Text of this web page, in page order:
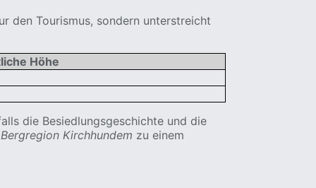
den Tourismus, sondern unterstreicht
Höhe
die Besiedlungsgeschichte und die
Bergregion Kirchhundem zu einem